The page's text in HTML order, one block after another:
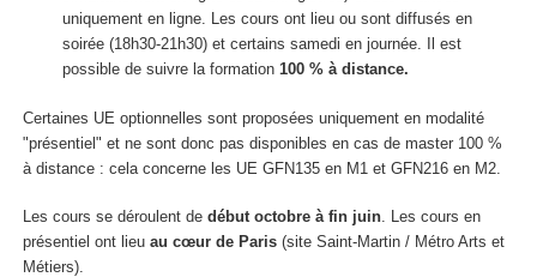
uniquement en ligne. Les cours ont lieu ou sont diffusés en
soirée (18h30-21h30) et certains samedi en journée. Il est
possible de suivre la formation 100 % à distance.
Certaines UE optionnelles sont proposées uniquement en modalité
"présentiel" et ne sont donc pas disponibles en cas de master 100 %
à distance : cela concerne les UE GFN135 en M1 et GFN216 en M2.
Les cours se déroulent de début octobre à fin juin. Les cours en
présentiel ont lieu au cœur de Paris (site Saint-Martin / Métro Arts et
Métiers).